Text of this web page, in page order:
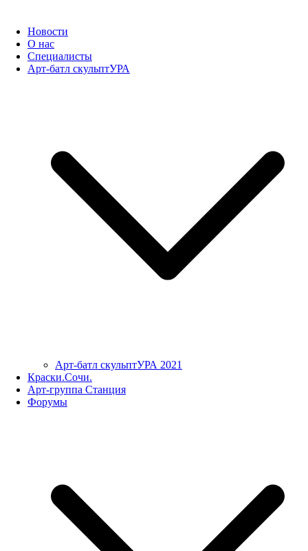
Новости
О нас
Специалисты
Арт-батл скульптУРА
Арт-батл скульптУРА 2021
Краски.Сочи.
Арт-группа Станция
Форумы